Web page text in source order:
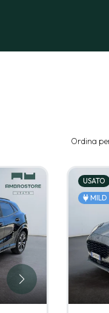
Ordina
USATO
MILD